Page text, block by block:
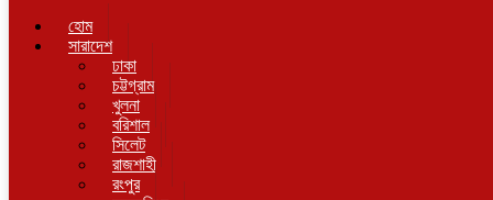
হোম
সারাদেশ
ঢাকা
চট্টগ্রাম
খুলনা
বরিশাল
সিলেট
রাজশাহী
রংপুর